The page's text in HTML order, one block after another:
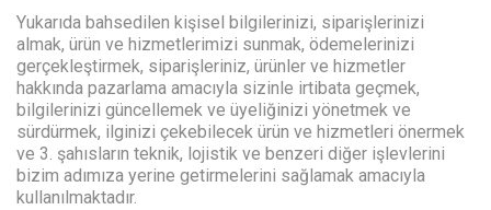
Yukarıda bahsedilen kişisel bilgilerinizi, siparişlerinizi
almak, ürün ve hizmetlerimizi sunmak, ödemelerinizi
gerçekleştirmek, siparişleriniz, ürünler ve hizmetler
hakkında pazarlama amacıyla sizinle irtibata geçmek,
bilgilerinizi güncellemek ve üyeliğinizi yönetmek ve
sürdürmek, ilginizi çekebilecek ürün ve hizmetleri önermek
ve 3. şahısların teknik, lojistik ve benzeri diğer işlevlerini
bizim adımıza yerine getirmelerini sağlamak amacıyla
kullanılmaktadır.